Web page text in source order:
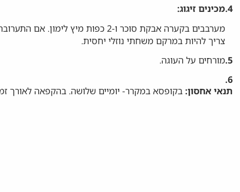
4. מכינים זיגוג:
מערבבים בקערה אבקת סוכר ו-2 כפות
צריך להיות במרקם משחתי נוזלי יחסית.
5. מורחים על העוגה.
6.
תנאי אחסון: בקופסא במקרר- יומיים שלושה. בהקפאה לאורך